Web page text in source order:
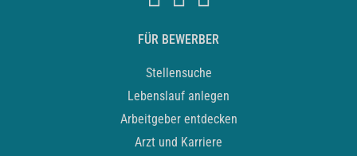
FÜR BEWERBER
Stellensuche
Lebenslauf anlegen
Arbeitgeber entdecken
Arzt und Karriere